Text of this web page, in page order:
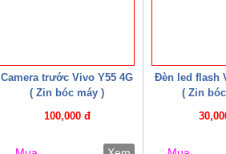
Camera trước Vivo Y55 4G
( Zin bóc máy )
100,000 đ
Đèn led flash
( Zin